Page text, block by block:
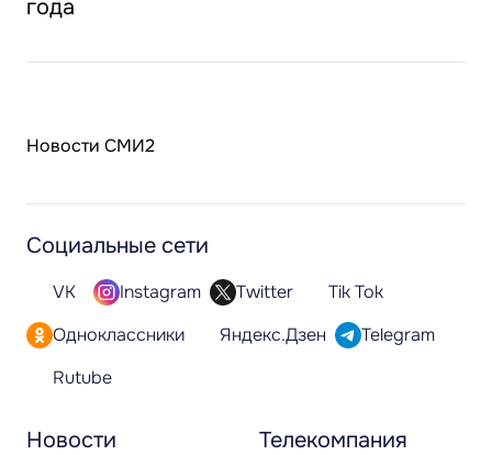
года
Новости СМИ2
Новости Телекомпания
Социальные сети
VK Instagram Twitter
Tik Tok
Одноклассники
Яндекс.Дзен
Telegram
Rutube